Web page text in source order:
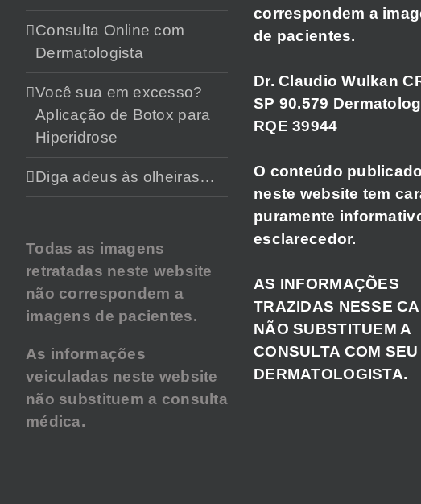
Consulta Online com
Dermatologista
Você sua em excesso?
Aplicação de Botox para
Hiperidrose
Diga adeus às olheiras…
Todas as imagens
retratadas neste website
não correspondem a
imagens de pacientes.
As informações
veiculadas neste website
não substituem a consulta
médica.
correspondem a
de pacientes.
Dr. Claudio Wulkan
SP 90.579
RQE 39944
O conteúdo
neste website tem
puramente
esclarecedor.
AS INFORMAÇÕES
TRAZIDAS NESSE
NÃO SUBSTITUEM A
CONSULTA COM SEU
DERMATOLOGISTA.